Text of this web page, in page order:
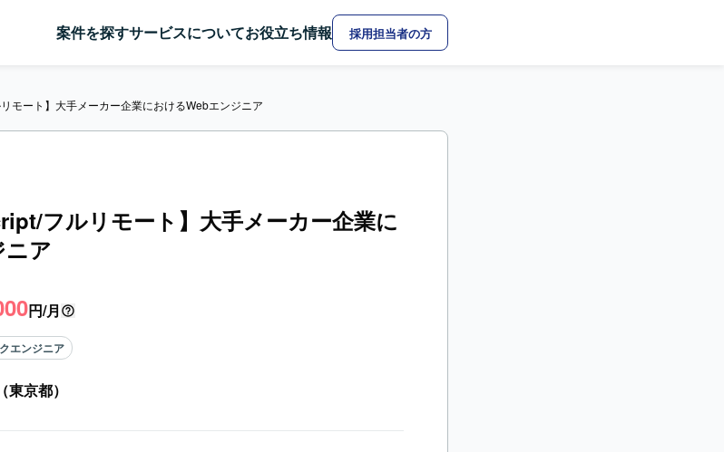
案件を探すサービスについてお役立ち情報 採用担当者の方
モート】大手メーカー企業におけるWebエンジニア
フルリモート】大手メーカー企業に
ア
円/月
エンジニア
京都）